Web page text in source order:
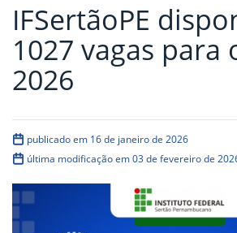
IFSertãoPE
1027 vagas para
2026
publicado em 16 de janeiro de 2026
última modificação em 03 de fevereiro de